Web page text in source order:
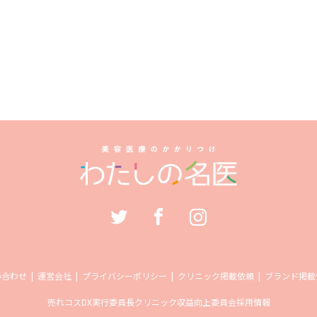
わせ 運営会社 プライバシーポリシー クリニック掲載依頼 ブランド掲
売れコスDX実行委員長クリニック収益向上委員会採用情報